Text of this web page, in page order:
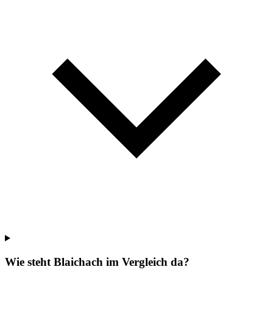
Wie steht Blaichach im Vergleich da?